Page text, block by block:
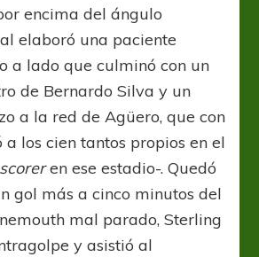
encima del ángulo
elaboró una paciente
a lado que culminó con un
de Bernardo Silva y un
a la red de Agüero, que con
a los cien tantos propios en el
en ese estadio-. Quedó
gol más a cinco minutos del
mal parado, Sterling
y asistió al